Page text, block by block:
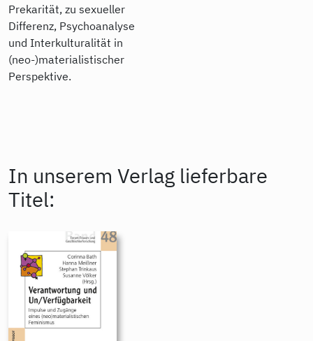
Prekarität, zu sexueller
Differenz, Psychoanalyse
und Interkulturalität in
(neo-)materialistischer
Perspektive.
In unserem Verlag lieferbare
Titel: